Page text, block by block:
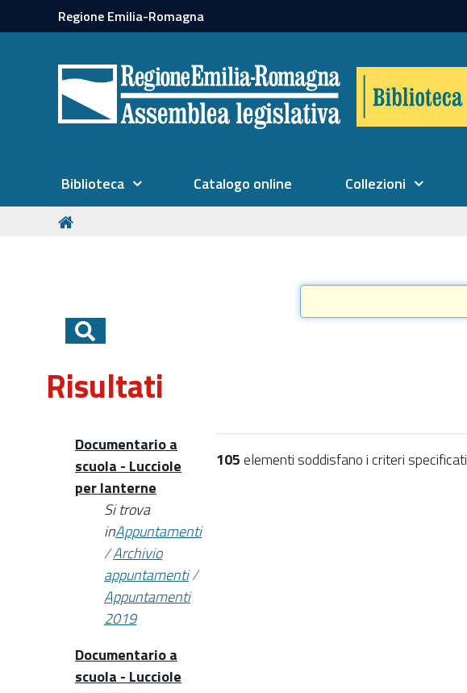
Regione Emilia-Romagna
Biblioteca Catalogo online Collezioni
Risultati
105elementi soddisfano i criteri specificati
Documentario a
scuola - Lucciole
per lanterne
Si trova
inAppuntamenti
/Archivio
appuntamenti/
Appuntamenti
2019
Documentario a
scuola - Lucciole